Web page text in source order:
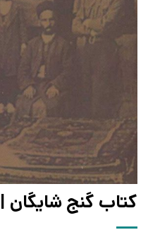
کتاب گنج شایگان |